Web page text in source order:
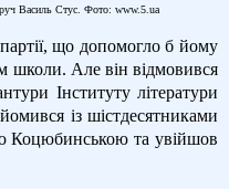
Василь Стус. Фото: www.5.ua
що допомогло б йому
школи. Але він відмовився
Інституту літератури
із шістдесятниками
Коцюбинською та увійшов